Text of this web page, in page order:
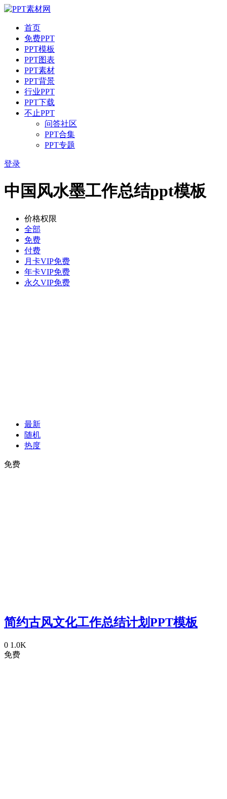
首页
免费PPT
PPT模板
PPT图表
PPT素材
PPT背景
行业PPT
PPT下载
不止PPT
问答社区
PPT合集
PPT专题
登录
中国风水墨工作总结ppt模板
价格权限
全部
免费
付费
月卡VIP免费
年卡VIP免费
永久VIP免费
最新
随机
热度
免费
简约古风文化工作总结计划PPT模板
0 1.0K
免费